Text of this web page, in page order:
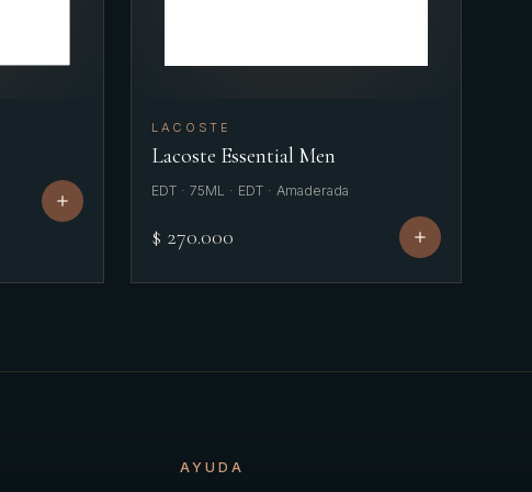
LACOSTE
Lacoste Essential Men
EDT · 75ML · EDT · Amaderada
$ 270.000
AYUDA